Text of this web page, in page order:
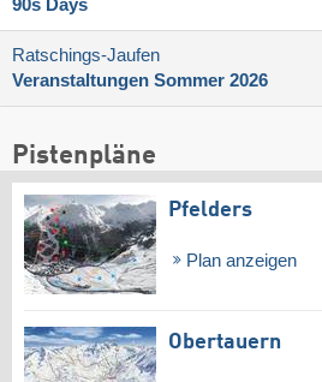
90s Days
Ratschings-Jaufen
Veranstaltungen Sommer 2026
Pistenpläne
Pfelders
Plan anzeigen
Obertauern